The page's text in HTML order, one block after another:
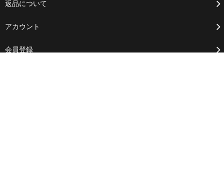
返品について
アカウント
会員登録